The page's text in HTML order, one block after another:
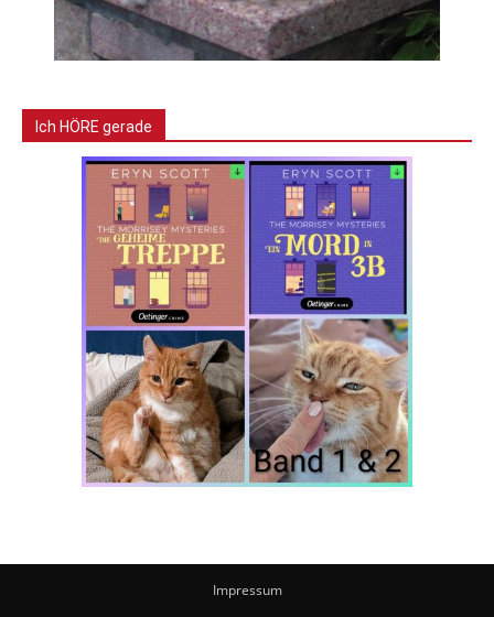
Ich HÖRE gerade
Impressum